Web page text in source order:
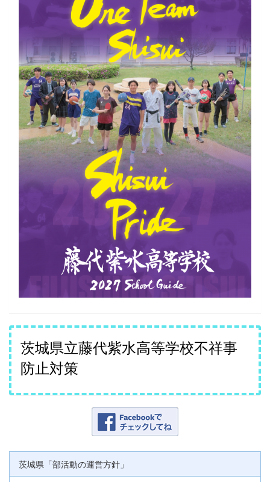
茨城県立藤代紫水高等学校不祥事
防止対策
茨城県「部活動の運営方針」